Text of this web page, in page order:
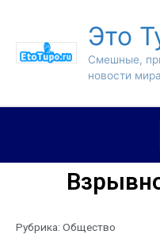
Это
Смешные,
новости мира
Рубрика: Общество